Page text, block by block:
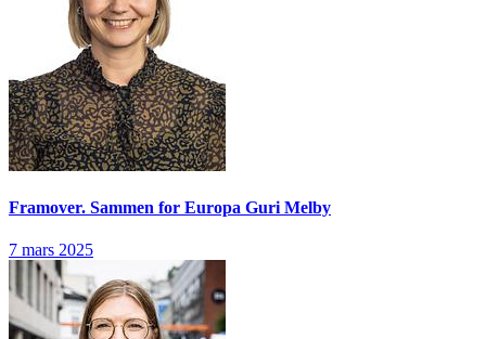
Framover. Sammen for Europa Guri Melby
7 mars 2025